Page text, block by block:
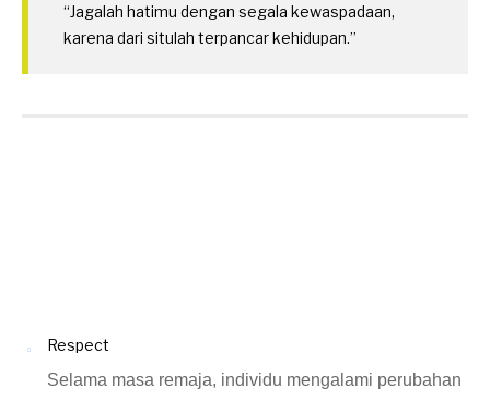
“Jagalah hatimu dengan segala kewaspadaan,
karena dari situlah terpancar kehidupan.”
Respect
Selama masa remaja, individu mengalami perubahan